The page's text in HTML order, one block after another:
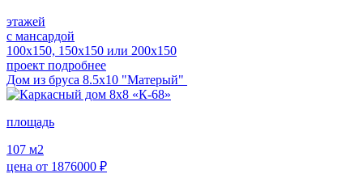
этажей
с мансардой
100х150, 150х150 или 200х150
проект подробнее
Дом из бруса 8.5х10 "Матерый"
площадь
107 м2
цена от 1876000 ₽